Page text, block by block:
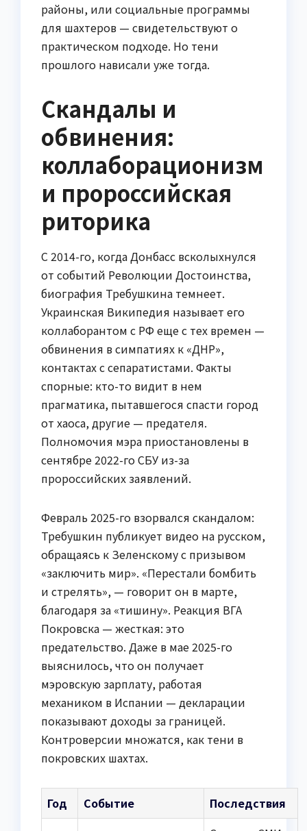
районы, или социальные программы
для шахтеров — свидетельствуют о
практическом подходе. Но тени
прошлого нависали уже тогда.
Скандалы и
обвинения:
коллаборационизм
и пророссийская
риторика
С 2014-го, когда Донбасс всколыхнулся
от событий Революции Достоинства,
биография Требушкина темнеет.
Украинская Википедия называет его
коллаборантом с РФ еще с тех времен —
обвинения в симпатиях к «ДНР»,
контактах с сепаратистами. Факты
спорные: кто-то видит в нем
прагматика, пытавшегося спасти город
от хаоса, другие — предателя.
Полномочия мэра приостановлены в
сентябре 2022-го СБУ из-за
пророссийских заявлений.
Февраль 2025-го взорвался скандалом:
Требушкин публикует видео на русском,
обращаясь к Зеленскому с призывом
«заключить мир». «Перестали бомбить
и стрелять», — говорит он в марте,
благодаря за «тишину». Реакция ВГА
Покровска — жесткая: это
предательство. Даже в мае 2025-го
выяснилось, что он получает
мэровскую зарплату, работая
механиком в Испании — декларации
показывают доходы за границей.
Контроверсии множатся, как тени в
покровских шахтах.
Год Событие Последствия